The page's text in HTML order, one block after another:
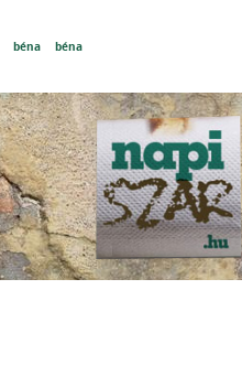
béna béna